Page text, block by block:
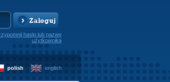
Zaloguj
hasło lub nazwę
użytkownika
polish english